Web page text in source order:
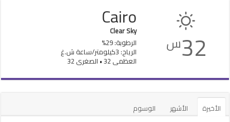
32س
Cairo
Clear Sky
الرطوبة: 29%
الرياح: 3كيلومتر/ساعة ش.غ
العظمى 32 • الصغرى 32
الأخيرة الأشهر
الوسوم